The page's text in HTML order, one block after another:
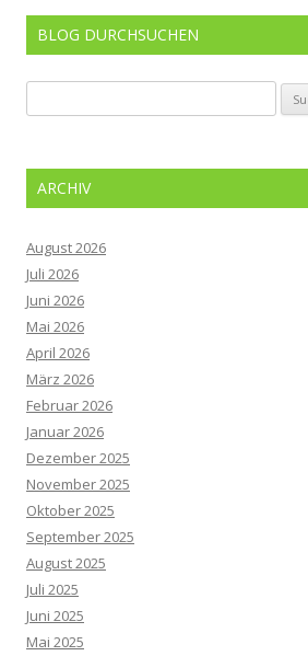
BLOG DURCHSUCHEN
nach:
ARCHIV
August 2026
Juli 2026
Juni 2026
Mai 2026
April 2026
März 2026
Februar 2026
Januar 2026
Dezember 2025
November 2025
Oktober 2025
September 2025
August 2025
Juli 2025
Juni 2025
Mai 2025